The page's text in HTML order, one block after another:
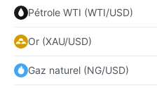
Pétrole WTI (WTI/USD)
Or (XAU/USD)
Gaz naturel (NG/USD)